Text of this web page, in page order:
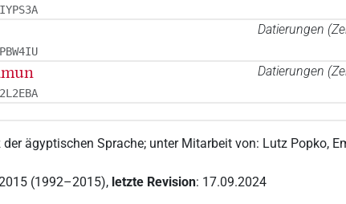
Datierungen
Datierungen
der ägyptischen Sprache; unter Mitarbeit von: Lutz Popko,
(1992–2015), letzte Revision: 17.09.2024